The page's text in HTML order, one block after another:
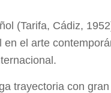
(Tarifa, Cádiz,
en el arte
trayectoria con gran